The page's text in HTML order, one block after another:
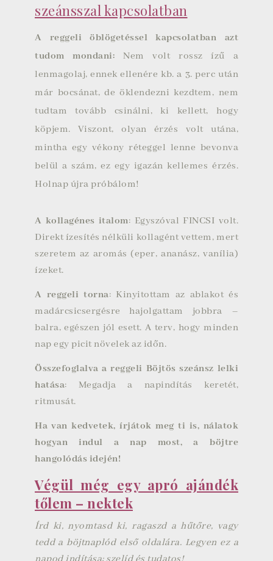
szeánsszal kapcsolatban
A reggeli öblögetéssel kapcsolatban azt
tudom mondani: Nem volt rossz ízű a
lenmagolaj, ennek ellenére kb. a 3. perc után
már bocsánat, de öklendezni kezdtem, nem
tudtam tovább csinálni, ki kellett, hogy
köpjem. Viszont, olyan érzés volt utána,
mintha egy vékony réteggel lenne bevonva
belül a szám, ez egy igazán kellemes érzés.
Holnap újra próbálom!
A kollagénes italom: Egyszóval FINCSI volt.
Direkt ízesítés nélküli kollagént vettem, mert
szeretem az aromás (eper, ananász, vanília)
ízeket.
A reggeli torna: Kinyitottam az ablakot és
madárcsicsergésre hajolgattam jobbra –
balra, egészen jól esett. A terv, hogy minden
nap egy picit növelek az időn.
Összefoglalva a reggeli Böjtös szeánsz lelki
hatása: Megadja a napindítás keretét,
ritmusát.
Ha van kedvetek, írjátok meg ti is, nálatok
hogyan indul a nap most, a böjtre
hangolódás idején!
Végül még egy apró ajándék
tőlem – nektek
Írd ki, nyomtasd ki, ragaszd a hűtőre, vagy
tedd a böjtnaplód első oldalára. Legyen ez a